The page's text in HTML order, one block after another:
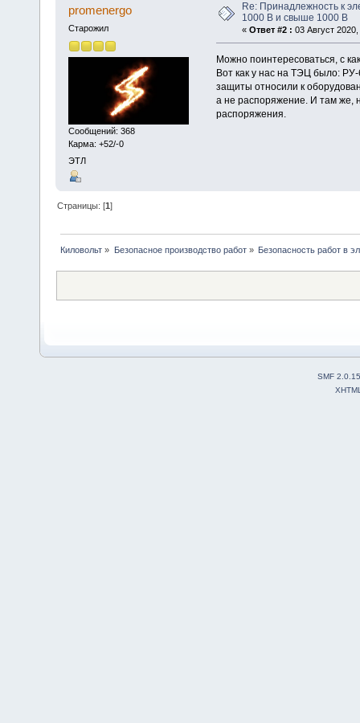
promenergo
Старожил
Сообщений: 368
Карма: +52/-0
ЭТЛ
Re: Принадлежность к
1000 В и свыше 1000 В
« Ответ #2 : 03 Август
Можно поинтересоваться, с
Вот как у нас на ТЭЦ было:
защиты относили к
а не распоряжение. И там же,
распоряжения.
Страницы: [1]
Киловольт » Безопасное производство работ» Безопасность работ в
SMF 2.0.15